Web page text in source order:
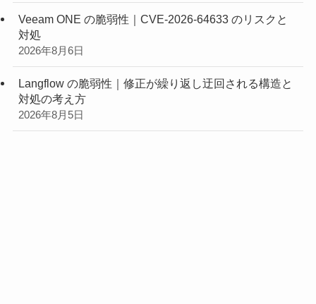
Veeam ONE の脆弱性｜CVE-2026-64633 のリスクと
対処
2026年8月6日
Langflow の脆弱性｜修正が繰り返し迂回される構造と
対処の考え方
2026年8月5日